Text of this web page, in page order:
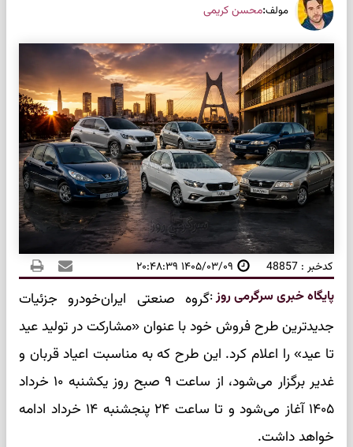
مولف:محسن کریمی
کدخبر : 48857 ۱۴۰۵/۰۳/۰۹ ۲۰:۴۸:۳۹
پایگاه خبری سرگرمی روز:گروه صنعتی ایران‌خودرو جزئیات
جدیدترین طرح فروش خود با عنوان «مشارکت در تولید عید
تا عید» را اعلام کرد. این طرح که به مناسبت اعیاد قربان و
غدیر برگزار می‌شود، از ساعت ۹ صبح روز یکشنبه ۱۰ خرداد
۱۴۰۵ آغاز می‌شود و تا ساعت ۲۴ پنجشنبه ۱۴ خرداد ادامه
خواهد داشت.